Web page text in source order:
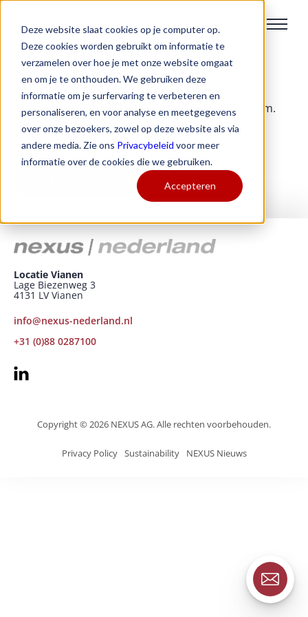
Deze website slaat cookies op je computer op.
Deze cookies worden gebruikt om informatie te
verzamelen over hoe je met onze website omgaat
en om je te onthouden. We gebruiken deze
informatie om je surfervaring te verbeteren en
personaliseren, en voor analyse en meetgegevens
over onze bezoekers, zowel op deze website als via
andere media. Zie ons Privacybeleid voor meer
informatie over de cookies die we gebruiken.
Accepteren
Bedankt voor uw bericht!
Wij hebben uw bericht ontvangen en nemen z.s.m.
contact met u op!
Locatie Vianen
Lage Biezenweg 3
4131 LV Vianen
info@nexus-nederland.nl
+31 (0)88 0287100
Copyright © 2026 NEXUS AG. Alle rechten voorbehouden.
Privacy Policy Sustainability NEXUS Nieuws